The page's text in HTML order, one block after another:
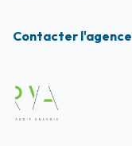
Contacter l'agence